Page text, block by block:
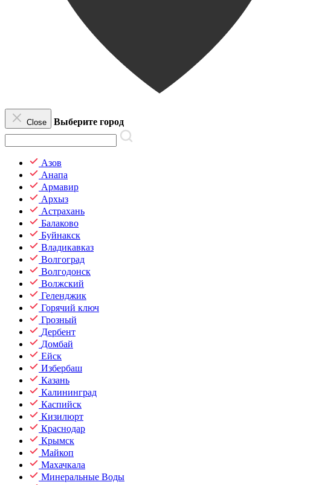
Close Выберите город
Азов
Анапа
Армавир
Архыз
Астрахань
Балаково
Буйнакск
Владикавказ
Волгоград
Волгодонск
Волжский
Геленджик
Горячий ключ
Грозный
Дербент
Домбай
Ейск
Избербаш
Казань
Калининград
Каспийск
Кизилюрт
Краснодар
Крымск
Майкоп
Махачкала
Минеральные Воды